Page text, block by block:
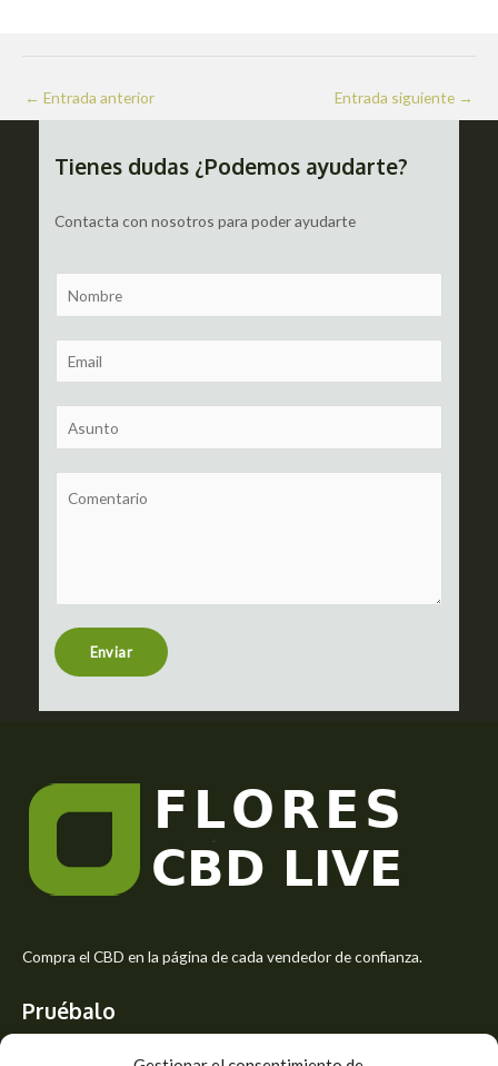
Navegación
de
← Entrada anterior Entrada siguiente →
Tienes dudas ¿Podemos ayudarte?
Contacta con nosotros para poder ayudarte
a
m
m
a
u
b
t
r
s
e
Enviar
Compra el CBD en la página de cada vendedor de confianza.
Pruébalo
Siente el mejor aroma de las flores CBD y usa los beneficios del